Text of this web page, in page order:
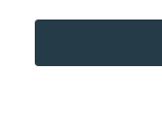
ελληνικά
⋅ norsk